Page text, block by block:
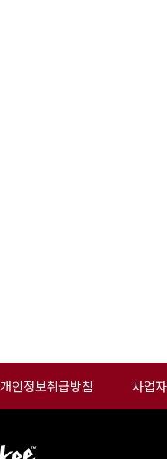
개인정보취급방침 사업